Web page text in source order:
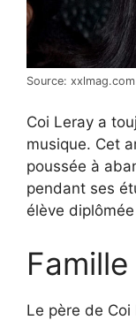
Source: xxlmag.com
Coi Leray a
musique. Cet
poussée à
pendant ses
élève
Le père de Coi